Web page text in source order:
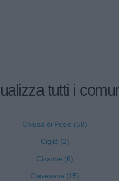
tutti i
Chiusa di Pesio (58)
Cigliè (2)
Cissone (6)
Clavesana (15)